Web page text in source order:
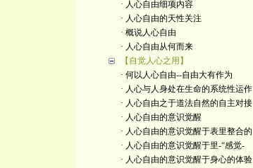
· 人心自由细项内容
· 人心自由的天性关注
· 概说人心自由
· 人心自由从何而来
【自觉人心之用】
· 何以人心自由--自由大有作为
· 人心与人身处在生命的系统性运作
· 人心自由之于道法自然的自主对接
· 人心自由的意识觉醒
· 人心自由的意识觉醒于表里整合的
· 人心自由的意识觉醒于里-“感觉-
· 人心自由的意识觉醒于身心的体验